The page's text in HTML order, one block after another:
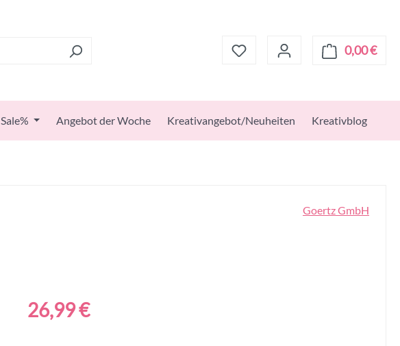
0,00 €
Sale% Angebot der Woche Kreativangebot/Neuheiten Kreativblog
Goertz GmbH
Regulärer Preis:
26,99 €